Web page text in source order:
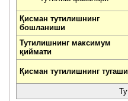
Қисман тутилишнинг
бошланиши
Тутилишнинг максимум
қиймати
Қисман тутилишнинг тугаши